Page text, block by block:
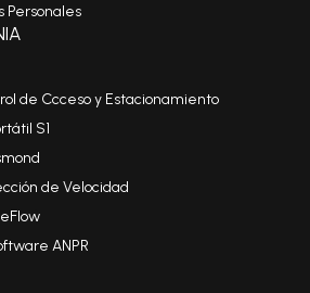
Personales
de Ccceso y Estacionamiento
S1
de Velocidad
ANPR